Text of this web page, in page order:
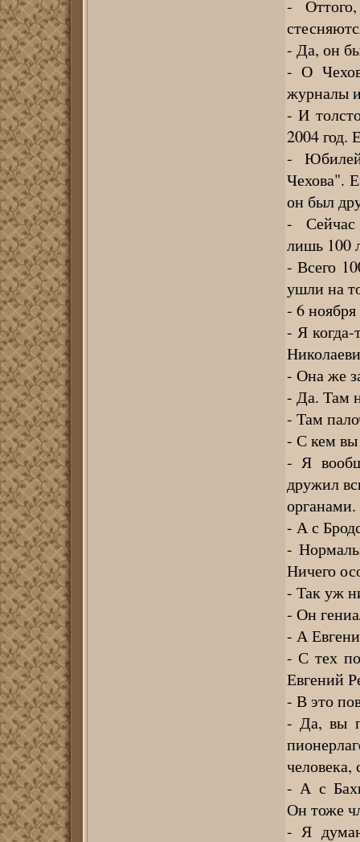
-
- Да, он
- О
журналы
- И
2004 год.
-
Чехова".
он был
- Сейчас
лишь 100
- Всего
ушли на
- 6
- Я
- Она же
- Да. Там
- Там
- С кем
- Я
дружил
органами.
- А с
-
Ничего
- Так уж
- Он
- А
- С тех
Евгений
- В это
- Да, вы
человека,
- А с
Он тоже
- Я